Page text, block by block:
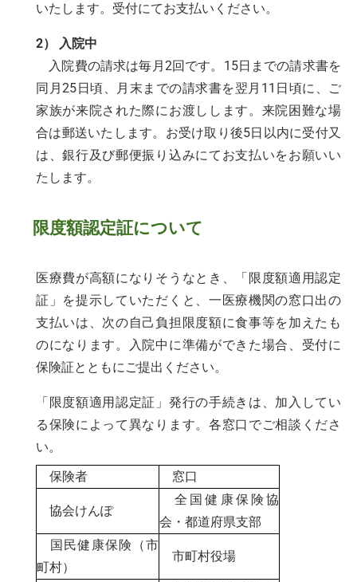
いたします。受付にてお支払いください。
2） 入院中
入院費の請求は毎月2回です。15日までの請求書を
同月25日頃、月末までの請求書を翌月11日頃に、ご
家族が来院された際にお渡しします。来院困難な場
合は郵送いたします。お受け取り後5日以内に受付又
は、銀行及び郵便振り込みにてお支払いをお願いい
たします。
限度額認定証について
医療費が高額になりそうなとき、「限度額適用認定
証」を提示していただくと、一医療機関の窓口出の
支払いは、次の自己負担限度額に食事等を加えたも
のになります。入院中に準備ができた場合、受付に
保険証とともにご提出ください。
「限度額適用認定証」発行の手続きは、加入してい
る保険によって異なります。各窓口でご相談くださ
い。
保険者
窓口
協会けんぽ
全国健康保険協
会・都道府県支部
国民健康保険（市
町村）
市町村役場